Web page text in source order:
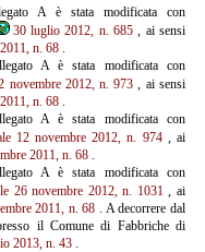
A è stata modificata con
30 luglio 2012, n. 685, ai sensi
n. 68.
A è stata modificata con
novembre 2012, n. 973 , ai sensi
n. 68.
A è stata modificata con
12 novembre 2012, n. 974, ai
2011, n. 68.
A è stata modificata con
26 novembre 2012, n. 1031, ai
2011, n. 68 . A decorrere dal
il Comune di Fabbriche di
2013, n. 43.